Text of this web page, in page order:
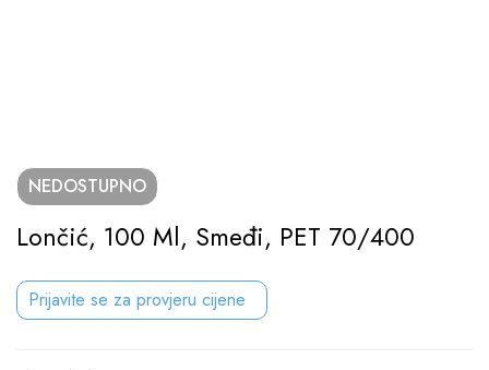
NEDOSTUPNO
Lončić, 100 Ml, Smeđi, PET 70/400
Prijavite se za provjeru cijene